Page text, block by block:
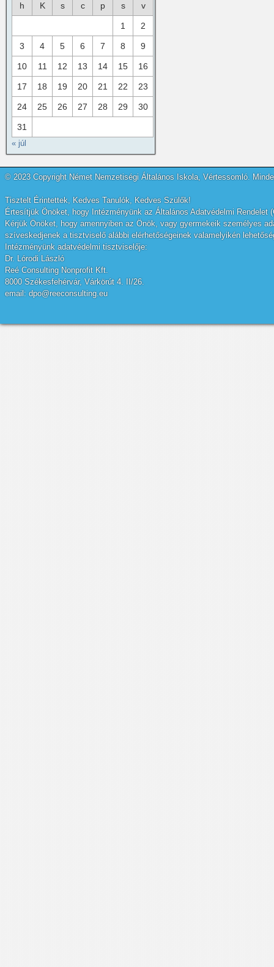
h K s c p s v
1 2
3 4 5 6 7 8 9
10 11 12 13 14 15 16
17 18 19 20 21 22 23
24 25 26 27 28 29 30
31
« júl
© 2023 Copyright Német Nemzetiségi Általános Iskola, Vértessomló.
Tisztelt Érintettek, Kedves Tanulók, Kedves Szülők!
Értesítjük Önöket, hogy Intézményünk az Általános Adatvédelmi
Kérjük Önöket, hogy amennyiben az Önök, vagy gyermekeik személyes
szíveskedjenek a tisztviselő alábbi elérhetőségeinek valamelyikén
Intézményünk adatvédelmi tisztviselője:
Dr. Lórodi László
Reé Consulting Nonprofit Kft.
8000 Székesfehérvár, Várkörút 4. II/26.
email: dpo@reeconsulting.eu